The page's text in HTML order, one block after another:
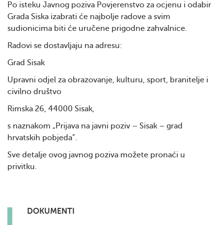
Po isteku Javnog poziva Povjerenstvo za ocjenu i odabir
Grada Siska izabrati će najbolje radove a svim
sudionicima biti će uručene prigodne zahvalnice.
Radovi se dostavljaju na adresu:
Grad Sisak
Upravni odjel za obrazovanje, kulturu, sport, branitelje i
civilno društvo
Rimska 26, 44000 Sisak,
s naznakom „Prijava na javni poziv – Sisak – grad
hrvatskih pobjeda”.
Sve detalje ovog javnog poziva možete pronaći u
privitku.
DOKUMENTI